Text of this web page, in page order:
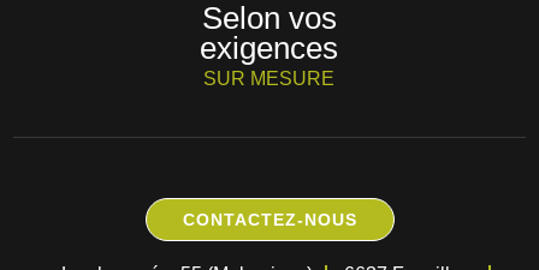
Selon vos
exigences
SUR MESURE
CONTACTEZ-NOUS